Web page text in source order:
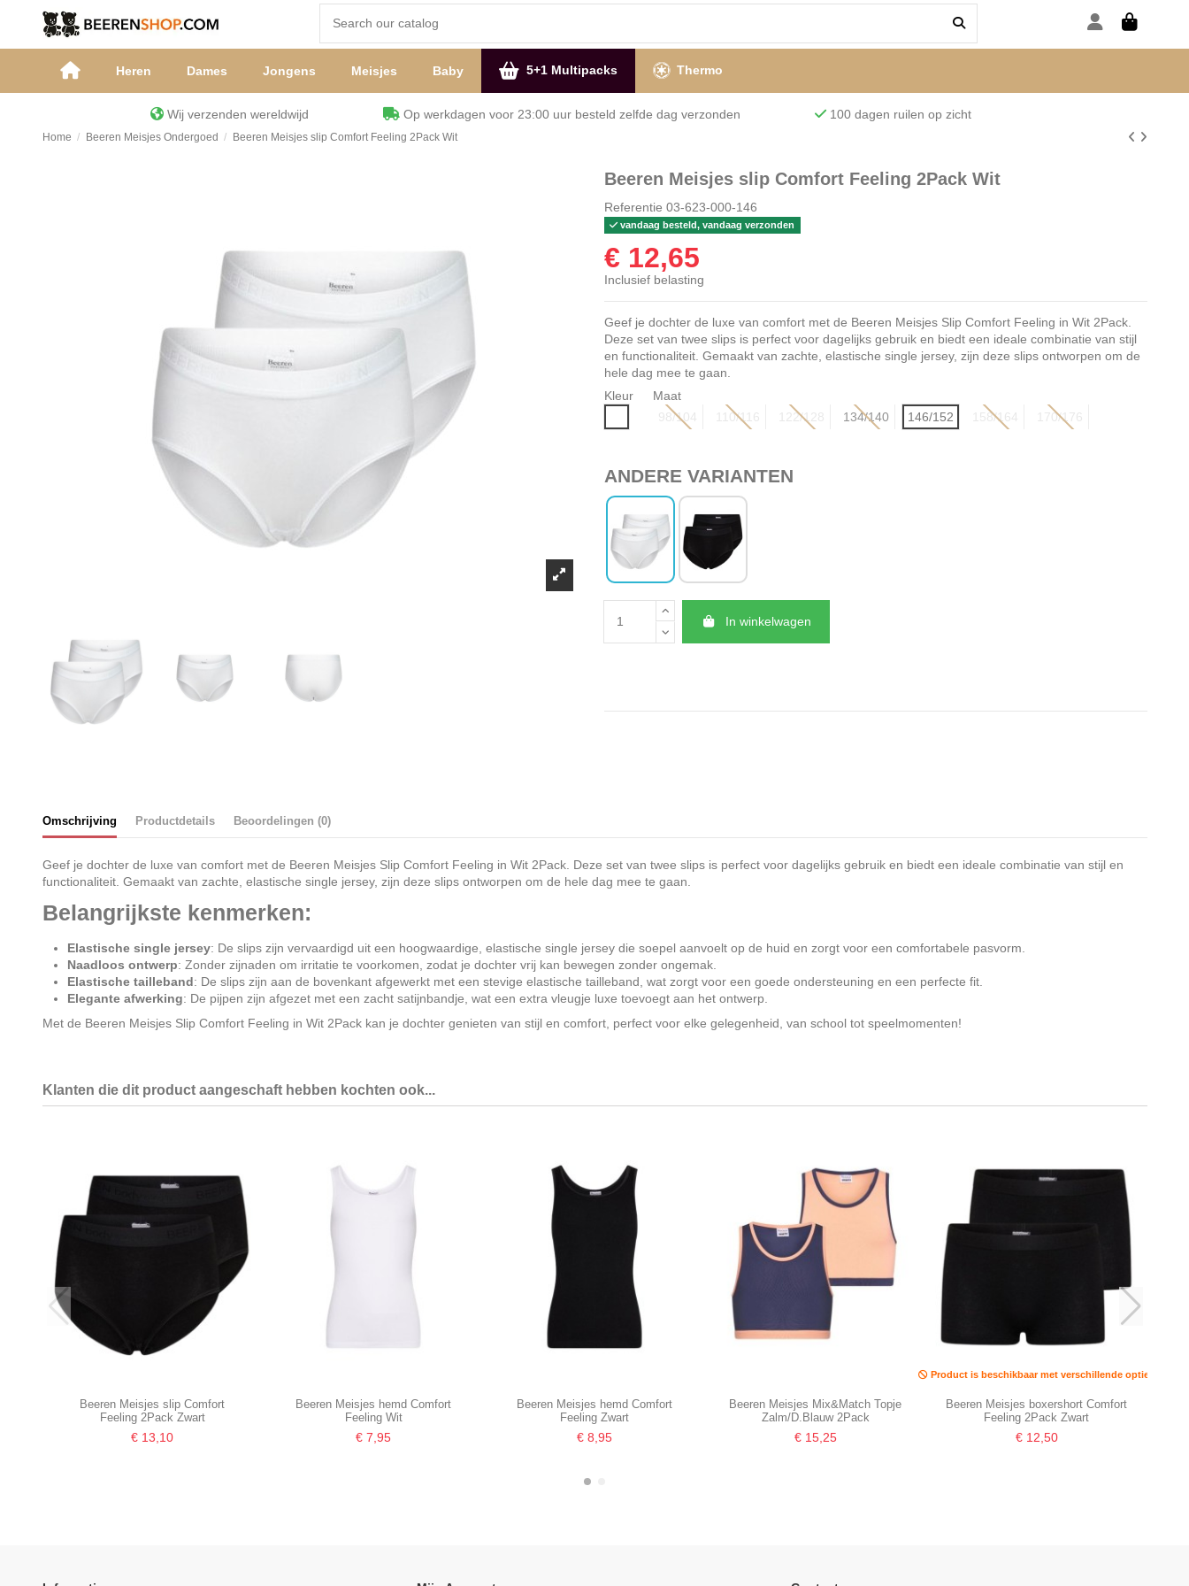
Heren Dames Jongens Meisjes Baby 5+1 Multipacks Thermo
Wij verzenden wereldwijd Op werkdagen voor 23:00 uur besteld zelfde dag verzonden 100 dagen ruilen op zicht
Home Beeren Meisjes Ondergoed Beeren Meisjes slip Comfort Feeling 2Pack Wit
Beeren Meisjes slip Comfort Feeling 2Pack Wit
Referentie 03-623-000-146
vandaag besteld, vandaag verzonden
€ 12,65
Inclusief belasting
Geef je dochter de luxe van comfort met de Beeren Meisjes Slip Comfort Feeling in Wit 2Pack.
Deze set van twee slips is perfect voor dagelijks gebruik en biedt een ideale combinatie van stijl
en functionaliteit. Gemaakt van zachte, elastische single jersey, zijn deze slips ontworpen om de
hele dag mee te gaan.
Kleur
Maat
98/104
110/116 122/128 134/140 146/152 158/164 170/176
ANDERE VARIANTEN
In winkelwagen
Omschrijving Productdetails Beoordelingen (0)
Geef je dochter de luxe van comfort met de Beeren Meisjes Slip Comfort Feeling in Wit 2Pack. Deze set van twee slips is perfect voor dagelijks gebruik en biedt een ideale combinatie van stijl en
functionaliteit. Gemaakt van zachte, elastische single jersey, zijn deze slips ontworpen om de hele dag mee te gaan.
Belangrijkste kenmerken:
Elastische single jersey: De slips zijn vervaardigd uit een hoogwaardige, elastische single jersey die soepel aanvoelt op de huid en zorgt voor een comfortabele pasvorm.
Naadloos ontwerp: Zonder zijnaden om irritatie te voorkomen, zodat je dochter vrij kan bewegen zonder ongemak.
Elastische tailleband: De slips zijn aan de bovenkant afgewerkt met een stevige elastische tailleband, wat zorgt voor een goede ondersteuning en een perfecte fit.
Elegante afwerking: De pijpen zijn afgezet met een zacht satijnbandje, wat een extra vleugje luxe toevoegt aan het ontwerp.
Met de Beeren Meisjes Slip Comfort Feeling in Wit 2Pack kan je dochter genieten van stijl en comfort, perfect voor elke gelegenheid, van school tot speelmomenten!
Klanten die dit product aangeschaft hebben kochten ook...
Beeren Meisjes slip Comfort
Feeling 2Pack Zwart
€ 13,10
Beeren Meisjes hemd Comfort
Feeling Wit
€ 7,95
Beeren Meisjes hemd Comfort
Feeling Zwart
€ 8,95
Beeren Meisjes Mix&Match Topje
Zalm/D.Blauw 2Pack
€ 15,25
Product is beschikbaar met verschillende opties
Beeren Meisjes boxershort Comfort
Feeling 2Pack Zwart
€ 12,50